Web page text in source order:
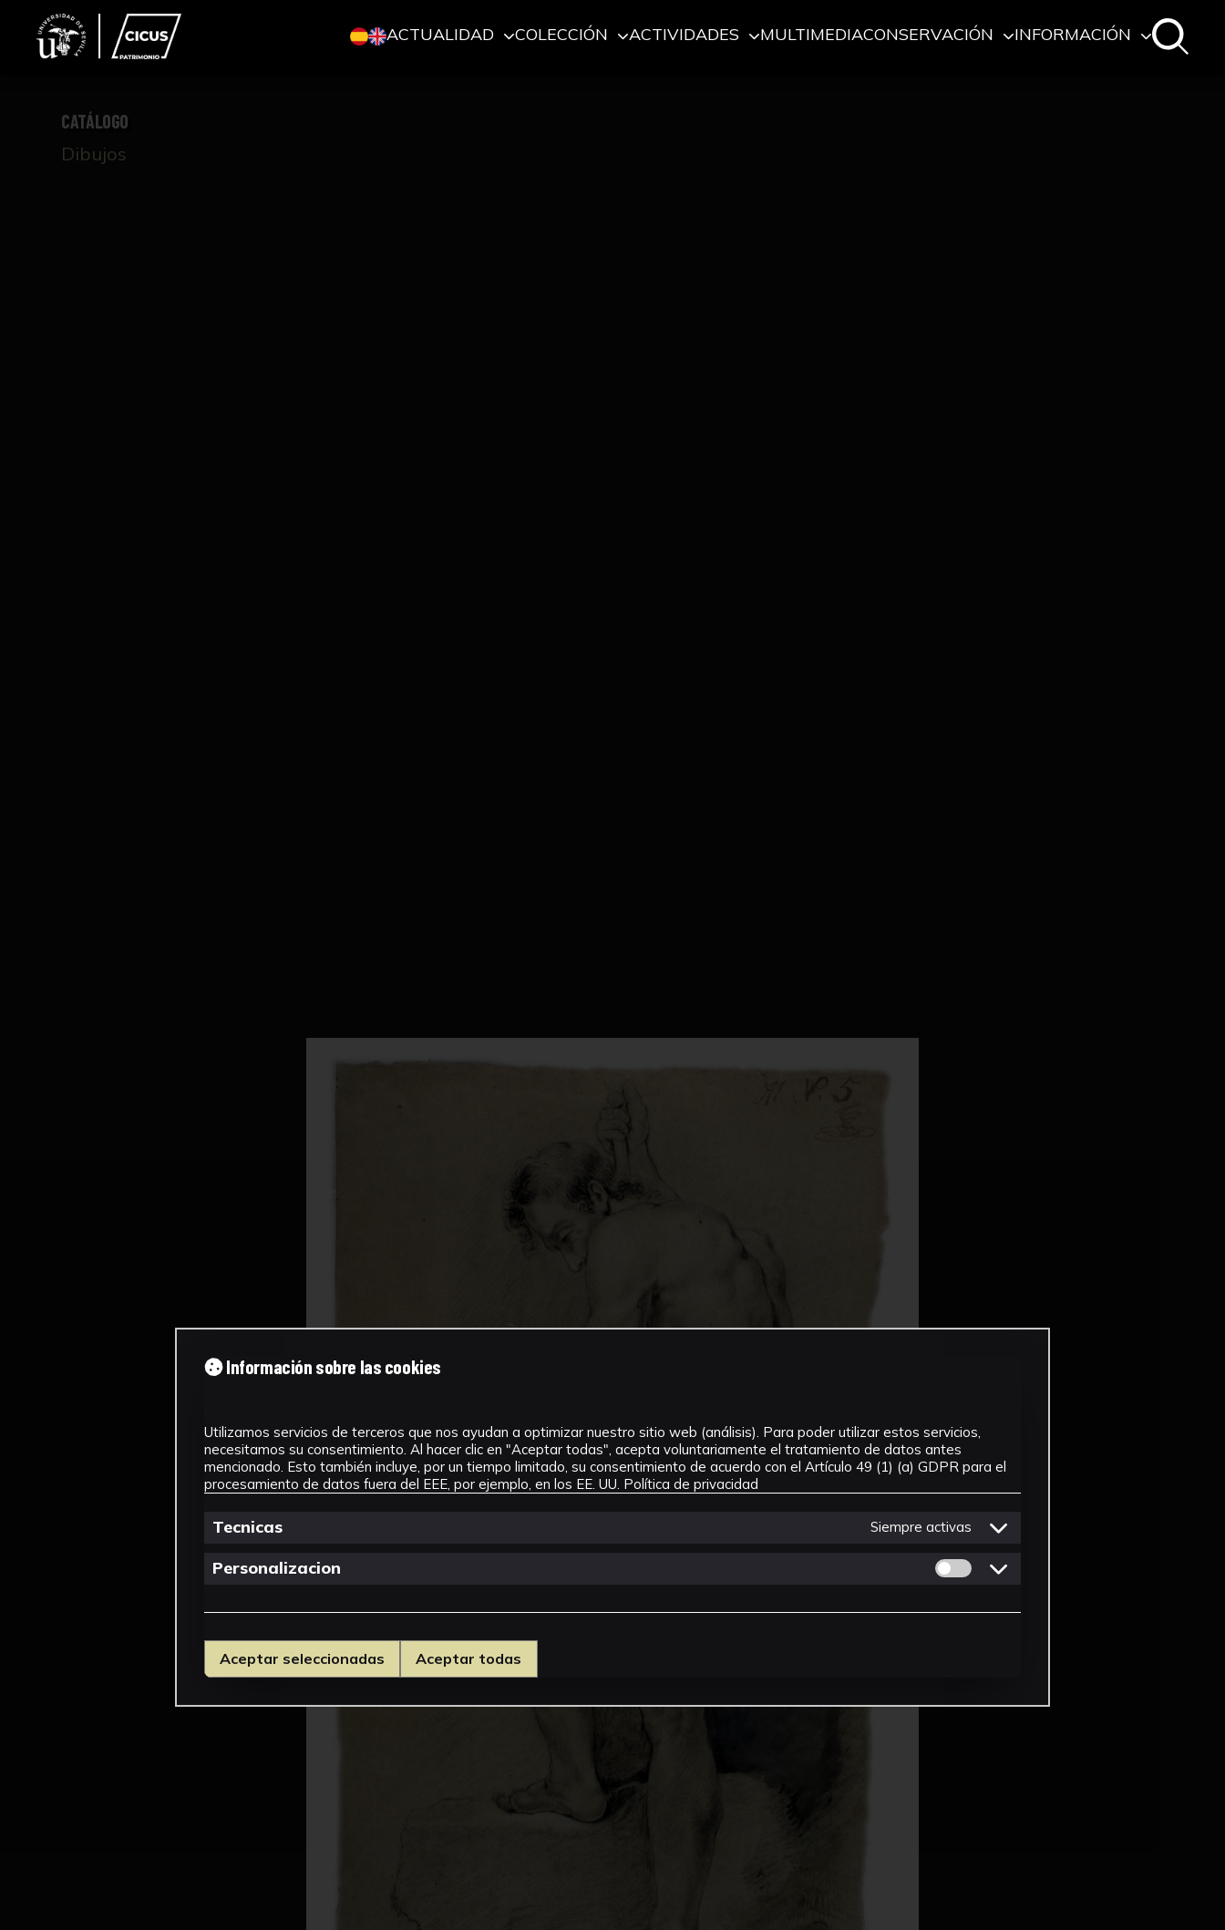
ACTUALIDAD COLECCIÓN ACTIVIDADES MULTIMEDIACONSERVACIÓN INFORMACIÓN
CATÁLOGO
Dibujos
Información sobre las cookies
Utilizamos servicios de terceros que nos ayudan a optimizar nuestro sitio web (análisis). Para poder utilizar estos servicios,
necesitamos su consentimiento. Al hacer clic en "Aceptar todas", acepta voluntariamente el tratamiento de datos antes
mencionado. Esto también incluye, por un tiempo limitado, su consentimiento de acuerdo con el Artículo 49 (1) (a) GDPR para el
procesamiento de datos fuera del EEE, por ejemplo, en los EE. UU. Política de privacidad
Tecnicas Siempre activas
Personalizacion Permitir cookies de Personalizacion
Aceptar seleccionadas Aceptar todas